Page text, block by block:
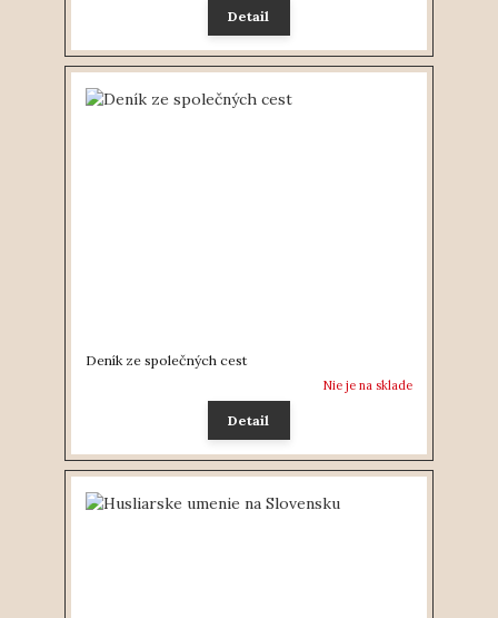
Detail
Deník ze společných cest
Nie je na sklade
Detail